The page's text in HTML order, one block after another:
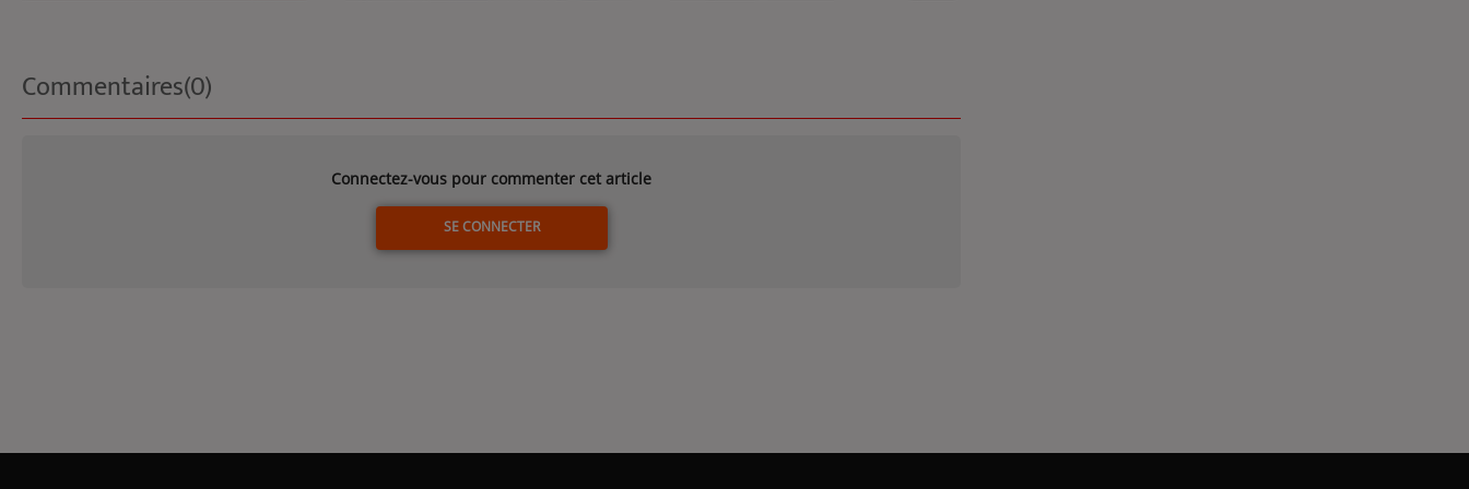
Commentaires(0)
Connectez-vous pour commenter cet article
SE CONNECTER